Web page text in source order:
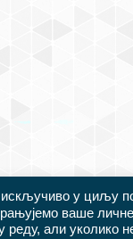
искључиво у циљу
ваше
реду, али уколико